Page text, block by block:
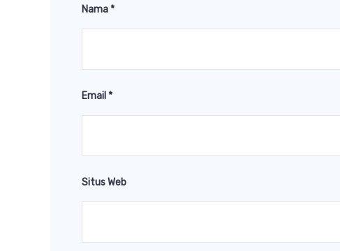
Nama*
Email *
Situs Web